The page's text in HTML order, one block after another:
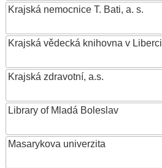
Krajská nemocnice T. Bati, a. s.
Krajská vědecká knihovna v Liberci
Krajská zdravotní, a.s.
Library of Mladá Boleslav
Masarykova univerzita